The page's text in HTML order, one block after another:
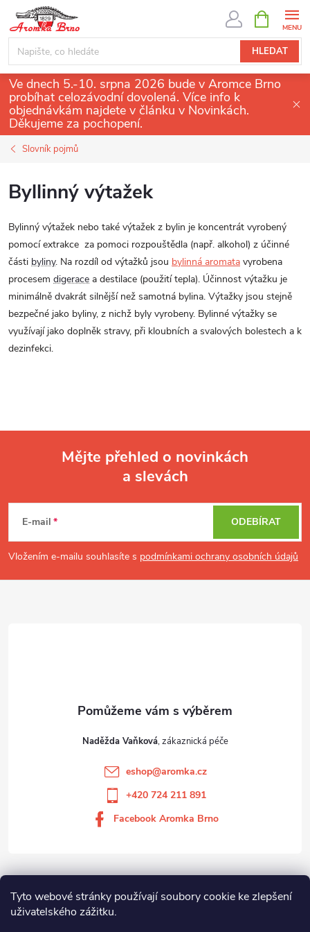
Tyto webové stránky používají soubory cookie ke zlepšení
uživatelského zážitku.
obsah
HLEDAT
NÁKUPNÍ
KOŠÍK
Ve dnech 5.-10. srpna 2026 bude v Aromce Brno
probíhat celozávodní dovolená. Více info k
objednávkám najdete v článku v Novinkách.
Děkujeme za pochopení.
Slovník pojmů
Byllinný výtažek
Bylinný výtažek nebo také výtažek z bylin je koncentrát vyrobený
pomocí extrakce za pomoci rozpouštědla (např. alkohol) z účinné
části byliny. Na rozdíl od výtažků jsou bylinná aromata vyrobena
procesem digerace a destilace (použití tepla). Účinnost výtažku je
minimálně dvakrát silnější než samotná bylina. Výtažky jsou stejně
bezpečné jako byliny, z nichž byly vyrobeny. Bylinné výtažky se
využívají jako doplněk stravy, při kloubních a svalových bolestech a k
dezinfekci.
í
Mějte přehled o novinkách
a slevách
E-mail
Vložením e-mailu souhlasíte s podmínkami ochrany osobních údajů
ODEBÍRAT
Vše o nákupu
Aromka Brno s.r.o
Naděžda Vaňková
eshop@aromka.cz
+420 724 211 891
Facebook Aromka Brno